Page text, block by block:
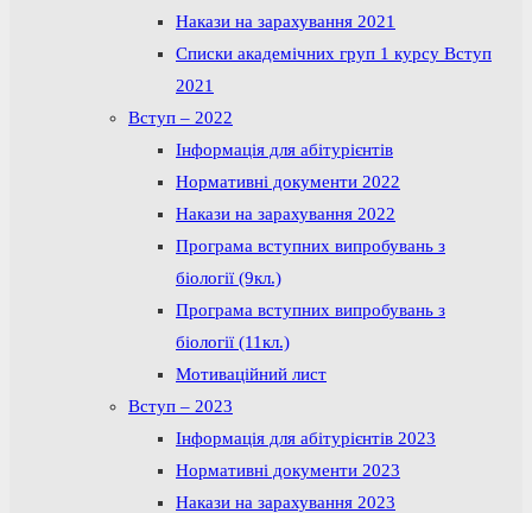
Накази на зарахування 2021
Списки академічних груп 1 курсу Вступ
2021
Вступ – 2022
Інформація для абітурієнтів
Нормативні документи 2022
Накази на зарахування 2022
Програма вступних випробувань з
біології (9кл.)
Програма вступних випробувань з
біології (11кл.)
Мотиваційний лист
Вступ – 2023
Інформація для абітурієнтів 2023
Нормативні документи 2023
Накази на зарахування 2023